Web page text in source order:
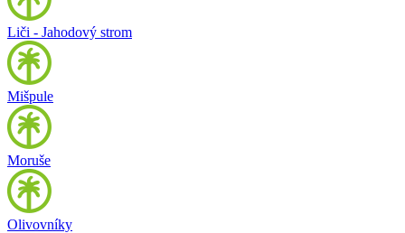
Liči - Jahodový strom
Mišpule
Moruše
Olivovníky